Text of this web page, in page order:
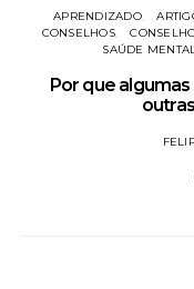
APRENDIZADO
CONSELHOS
SAÚDE MENTAL
Por que